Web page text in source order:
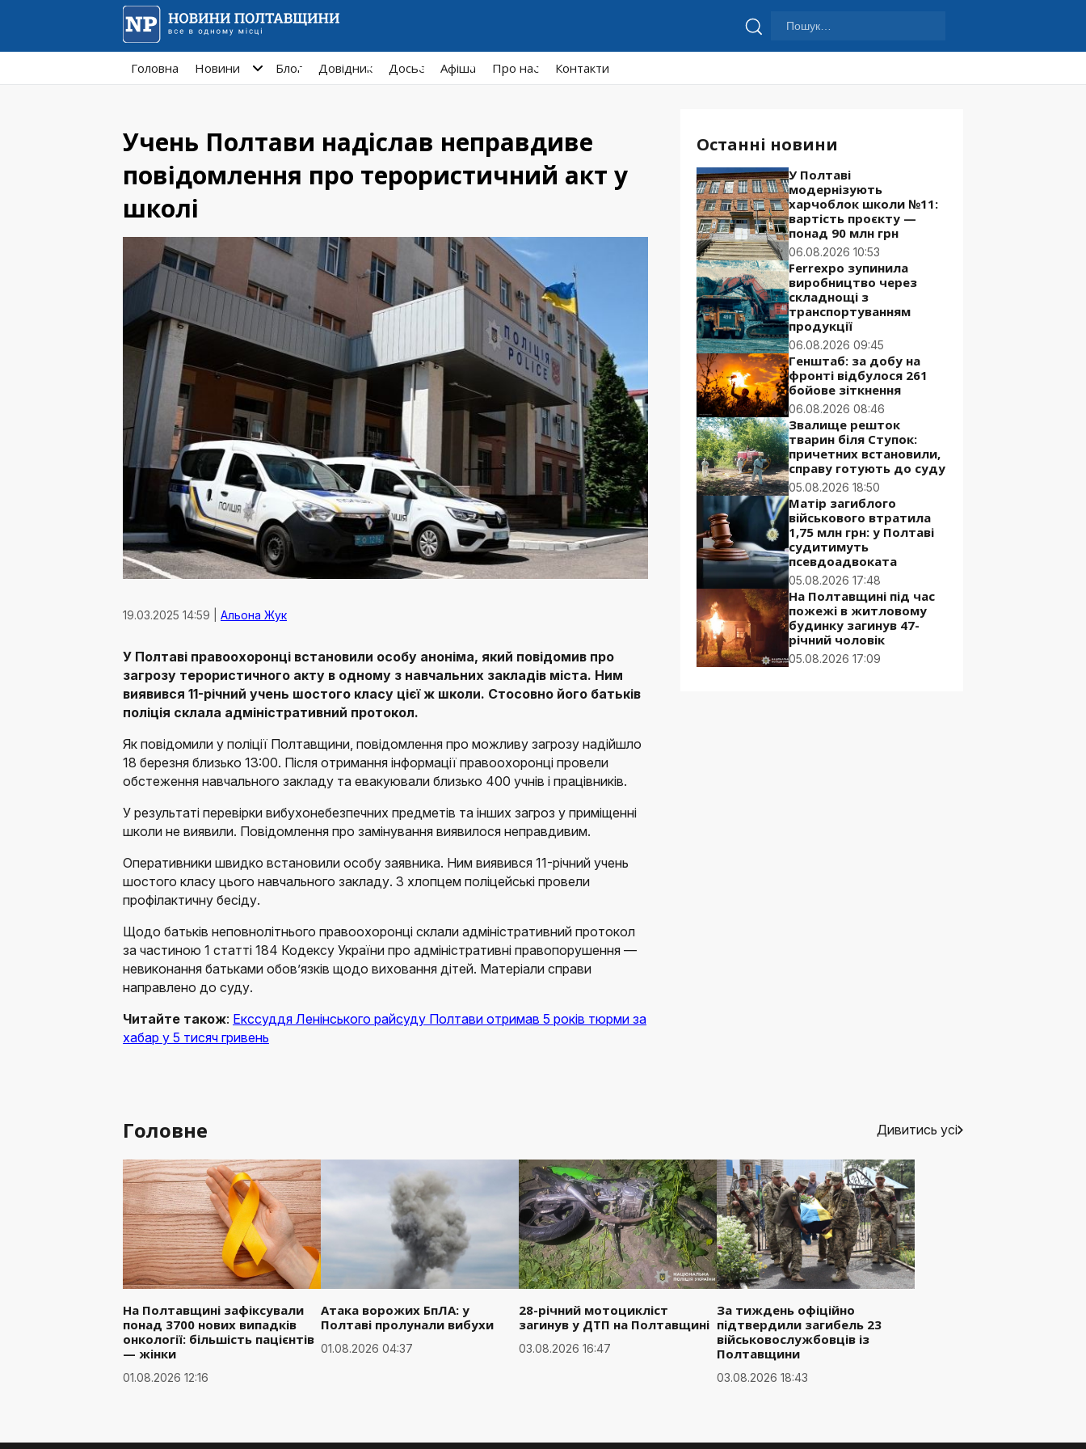
Пошук:
Головна Новини Блог Довідник Досьє Афiша Про нас Контакти
Учень Полтави надіслав неправдиве
повідомлення про терористичний акт у
школі
19.03.2025 14:59 | Альона Жук
У Полтаві правоохоронці встановили особу аноніма, який повідомив про
загрозу терористичного акту в одному з навчальних закладів міста. Ним
виявився 11-річний учень шостого класу цієї ж школи. Стосовно його батьків
поліція склала адміністративний протокол.
Як повідомили у поліції Полтавщини, повідомлення про можливу загрозу надійшло
18 березня близько 13:00. Після отримання інформації правоохоронці провели
обстеження навчального закладу та евакуювали близько 400 учнів і працівників.
У результаті перевірки вибухонебезпечних предметів та інших загроз у приміщенні
школи не виявили. Повідомлення про замінування виявилося неправдивим.
Оперативники швидко встановили особу заявника. Ним виявився 11-річний учень
шостого класу цього навчального закладу. З хлопцем поліцейські провели
профілактичну бесіду.
Щодо батьків неповнолітнього правоохоронці склали адміністративний протокол
за частиною 1 статті 184 Кодексу України про адміністративні правопорушення —
невиконання батьками обов’язків щодо виховання дітей. Матеріали справи
направлено до суду.
Читайте також: Екссуддя Ленінського райсуду Полтави отримав 5 років тюрми за
хабар у 5 тисяч гривень
Останні новини
У Полтаві
модернізують
харчоблок школи №11:
вартість проєкту —
понад 90 млн грн
06.08.2026 10:53
Ferrexpo зупинила
виробництво через
складнощі з
транспортуванням
продукції
06.08.2026 09:45
Генштаб: за добу на
фронті відбулося 261
бойове зіткнення
06.08.2026 08:46
Звалище решток
тварин біля Ступок:
причетних встановили,
справу готують до суду
05.08.2026 18:50
Матір загиблого
військового втратила
1,75 млн грн: у Полтаві
судитимуть
псевдоадвоката
05.08.2026 17:48
На Полтавщині під час
пожежі в житловому
будинку загинув 47-
річний чоловік
05.08.2026 17:09
Головне Дивитись усі
На Полтавщині зафіксували
понад 3700 нових випадків
онкології: більшість пацієнтів
— жінки
01.08.2026 12:16
Атака ворожих БпЛА: у
Полтаві пролунали вибухи
01.08.2026 04:37
28-річний мотоцикліст
загинув у ДТП на Полтавщині
03.08.2026 16:47
За тиждень офіційно
підтвердили загибель 23
військовослужбовців із
Полтавщини
03.08.2026 18:43